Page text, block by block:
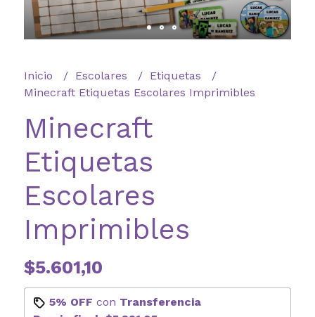
Inicio Escolares
Etiquetas
Minecraft Etiquetas Escolares Imprimibles
Minecraft
Etiquetas
Escolares
Imprimibles
$5.601,10
5% OFF con Transferencia